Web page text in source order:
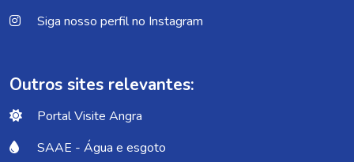
Siga nosso perfil no Instagram
Outros sites relevantes:
Portal Visite Angra
SAAE - Água e esgoto